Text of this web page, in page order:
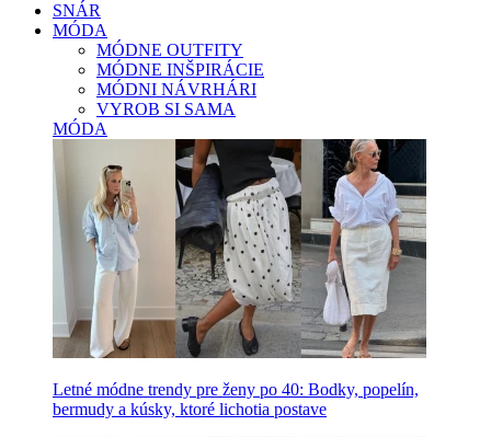
SNÁR
MÓDA
MÓDNE OUTFITY
MÓDNE INŠPIRÁCIE
MÓDNI NÁVRHÁRI
VYROB SI SAMA
MÓDA
Letné módne trendy pre ženy po 40: Bodky, popelín,
bermudy a kúsky, ktoré lichotia postave